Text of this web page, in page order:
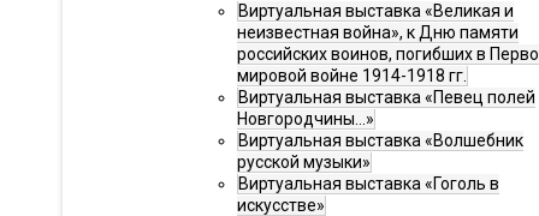
Виртуальная выставка «Великая и
неизвестная война», к Дню памяти
российских воинов, погибших в
мировой войне 1914-1918 гг.
Виртуальная выставка «Певец полей
Новгородчины…»
Виртуальная выставка «Волшебник
русской музыки»
Виртуальная выставка «Гоголь в
искусстве»